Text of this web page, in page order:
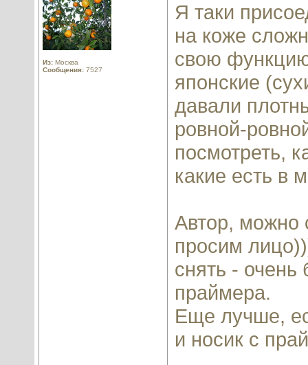
Из: Москва
Сообщения: 7527
Я таки
на коже
свою
японские
давали
ровной-
посмотреть,
какие есть в
Автор, можно
просим
снять -
праймера.
Еще лучше,
и носик с